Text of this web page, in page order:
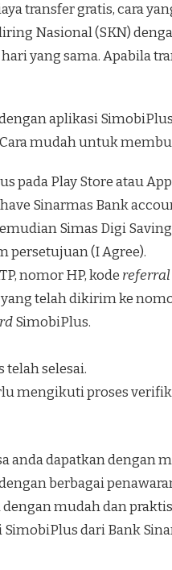
transfer gratis, cara
Nasional (SKN)
yang sama. Apabila
aplikasi
mudah untuk
pada Play Store atau
Sinarmas Bank
Simas Digi
persetujuan (I Agree).
nomor HP, kode referral
yang telah dikirim ke
SimobiPlus.
telah selesai.
mengikuti proses
anda dapatkan dengan
berbagai
mudah dan
dari Bank